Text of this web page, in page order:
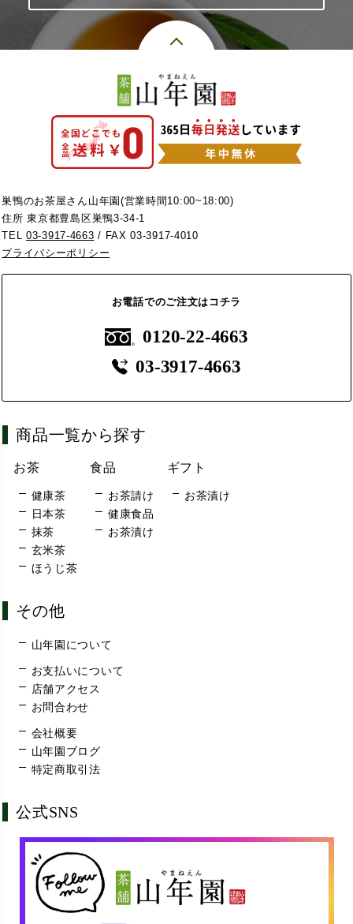
巣鴨のお茶屋さん山年園(営業時間10:00~18:00)
住所 東京都豊島区巣鴨3-34-1
TEL03-3917-4663 / FAX 03-3917-4010
プライバシーポリシー
お電話でのご注文はコチラ
0120-22-4663
03-3917-4663
商品一覧から探す
お茶
健康茶
日本茶
抹茶
玄米茶
ほうじ茶
食品
お茶請け
健康食品
お茶漬け
ギフト
お茶漬け
その他
山年園について
お支払いについて
店舗アクセス
お問合わせ
会社概要
山年園ブログ
特定商取引法
公式SNS